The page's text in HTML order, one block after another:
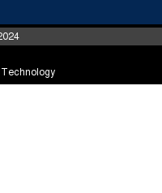
Technology